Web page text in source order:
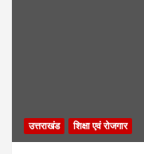
उत्तराखंड शिक्षा एवं रोजगार